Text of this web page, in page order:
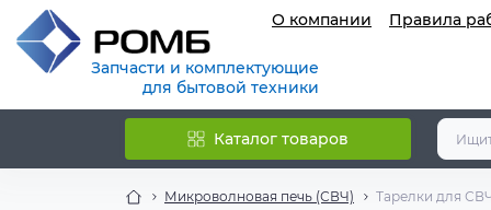
Запчасти и комплектующие
для бытовой техники
О компании Правила
Каталог товаров
Микроволновая печь (СВЧ) Тарелки для